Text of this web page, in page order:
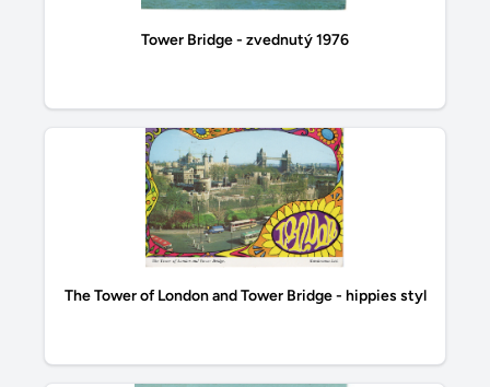
Tower Bridge - zvednutý 1976
The Tower of London and Tower Bridge - hippies styl